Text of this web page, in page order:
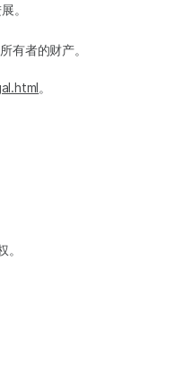
。
有者的财产。
。